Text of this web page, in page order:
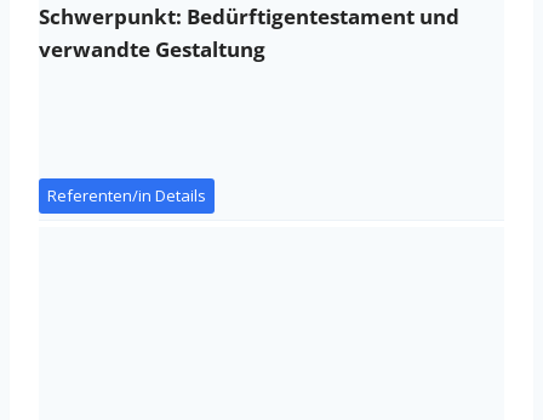
Schwerpunkt: Bedürftigentestament und
verwandte Gestaltung
Referenten/in Details